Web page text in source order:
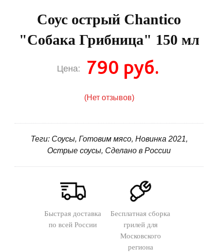
Соус острый Chantico
"Собака Грибница" 150 мл
Цена: 790 руб.
(Нет отзывов)
Теги: Соусы, Готовим мясо, Новинка 2021,
Острые соусы, Сделано в России
Быстрая доставка
по всей России
Бесплатная сборка
грилей для
Московского
региона